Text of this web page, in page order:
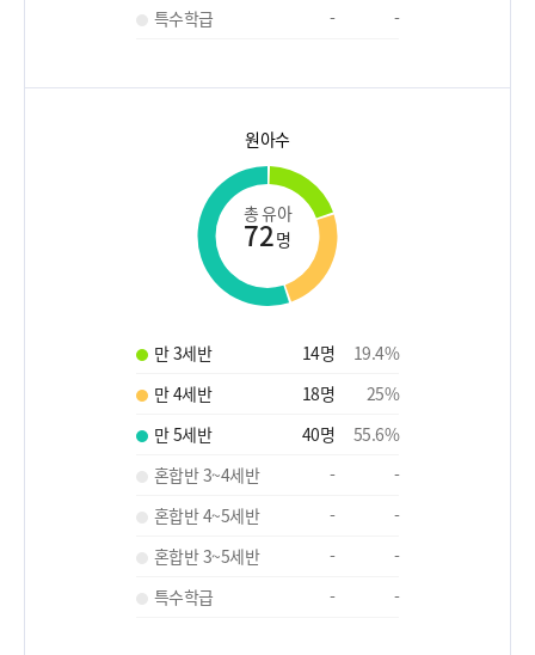
특수학급
- -
원아수
총 유아
72명
만 3세반 14명 19.4%
만 4세반
18명 25%
만 5세반
40명 55.6%
혼합반 3~4세반
-
-
혼합반 4~5세반
-
-
혼합반 3~5세반
-
-
특수학급
- -